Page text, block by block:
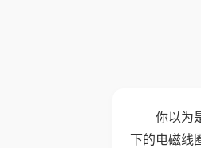
你以为
下的电磁线